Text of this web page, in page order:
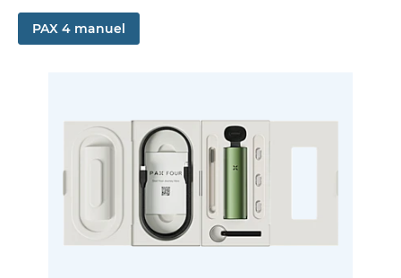
PAX 4 manuel